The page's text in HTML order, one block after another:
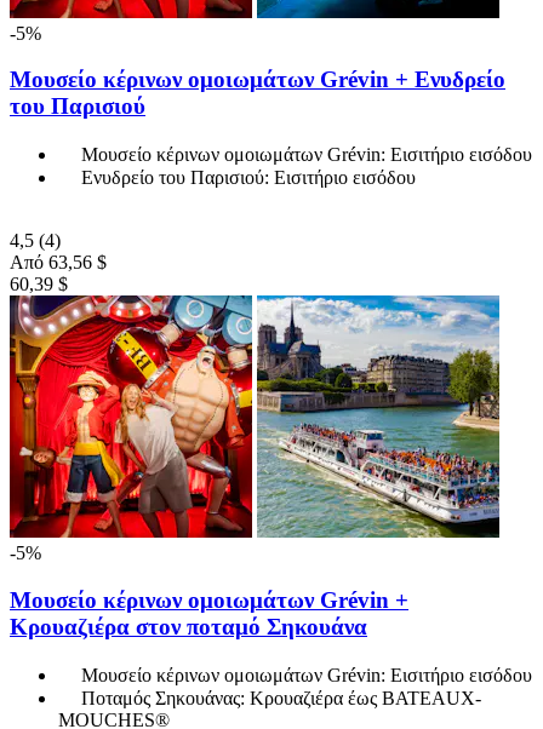
-5%
Μουσείο κέρινων ομοιωμάτων Grévin + Ενυδρείο
του Παρισιού
Μουσείο κέρινων ομοιωμάτων Grévin: Εισιτήριο εισόδου
Ενυδρείο του Παρισιού: Εισιτήριο εισόδου
4,5 (4)
Από 63,56 $
60,39 $
-5%
Μουσείο κέρινων ομοιωμάτων Grévin +
Κρουαζιέρα στον ποταμό Σηκουάνα
Μουσείο κέρινων ομοιωμάτων Grévin: Εισιτήριο εισόδου
Ποταμός Σηκουάνας: Κρουαζιέρα έως BATEAUX-
MOUCHES®